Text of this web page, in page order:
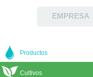
EMPRESA
Productos
Cultivos